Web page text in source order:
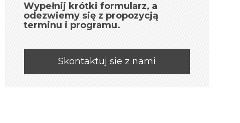
Wypełnij krótki formularz, a
odezwiemy się z propozycją
terminu i programu.
Skontaktuj sie z nami